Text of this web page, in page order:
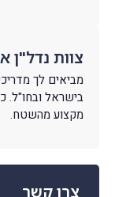
צוות נדל"ן
מביאים לך
בישראל ובחו"ל.
מקצוע מהשטח.
צרו קשר